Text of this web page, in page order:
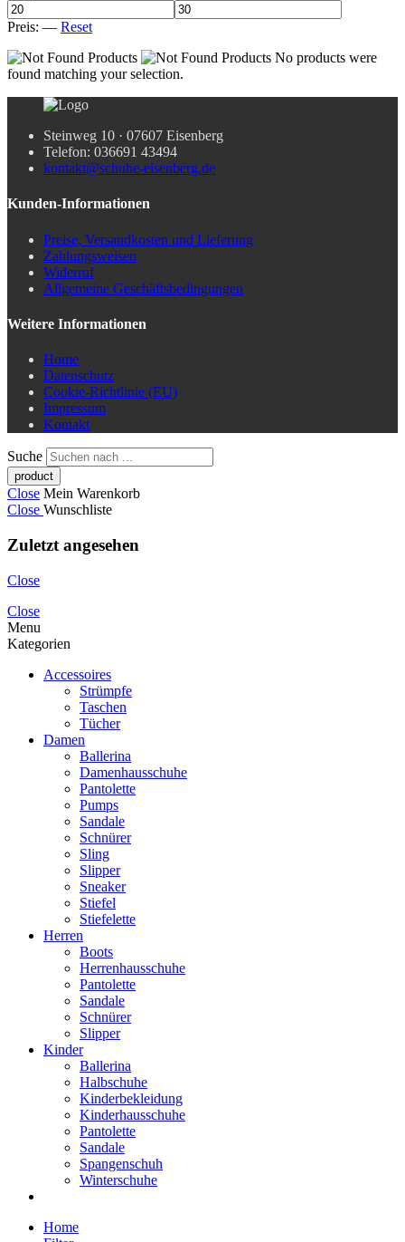
Preis: — Reset
No products were
found matching your selection.
Steinweg 10 · 07607 Eisenberg
Telefon: 036691 43494
kontakt@schuhe-eisenberg.de
Kunden-Informationen
Preise, Versandkosten und Lieferung
Zahlungsweisen
Widerruf
Allgemeine Geschäftsbedingungen
Weitere Informationen
Home
Datenschutz
Cookie-Richtlinie (EU)
Impressum
Kontakt
Suche
Close Mein Warenkorb
Close Wunschliste
Zuletzt angesehen
Close
Close
Menu
Kategorien
Accessoires
Strümpfe
Taschen
Tücher
Damen
Ballerina
Damenhausschuhe
Pantolette
Pumps
Sandale
Schnürer
Sling
Slipper
Sneaker
Stiefel
Stiefelette
Herren
Boots
Herrenhausschuhe
Pantolette
Sandale
Schnürer
Slipper
Kinder
Ballerina
Halbschuhe
Kinderbekleidung
Kinderhausschuhe
Pantolette
Sandale
Spangenschuh
Winterschuhe
Home